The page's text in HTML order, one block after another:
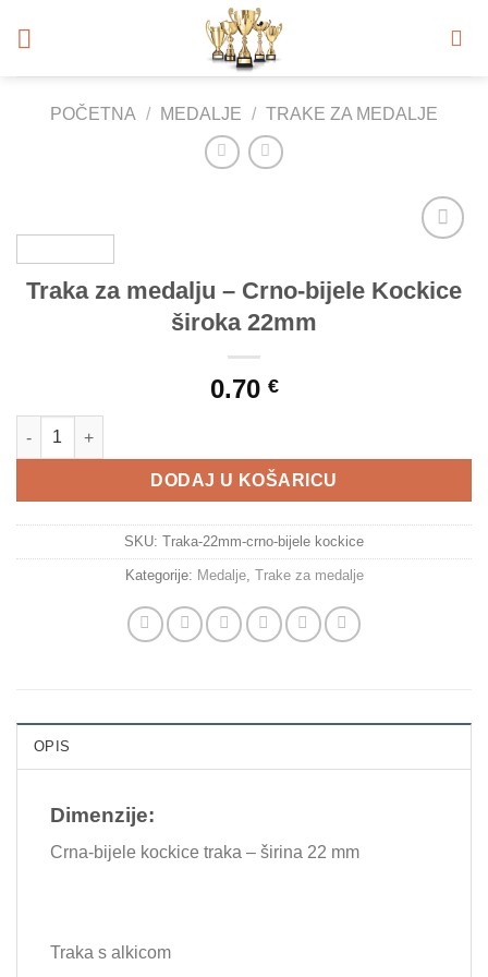
POČETNA / MEDALJE / TRAKE ZA MEDALJE
Wishlist
Traka za medalju – Crno-bijele Kockice
široka 22mm
0.70 €
Traka za medalju - Crno-bijele Kockice široka 22mm količina
DODAJ U KOŠARICU
SKU: Traka-22mm-crno-bijele kockice
Kategorije: Medalje, Trake za medalje
OPIS
Dimenzije:
Crna-bijele kockice traka – širina 22 mm
Traka s alkicom